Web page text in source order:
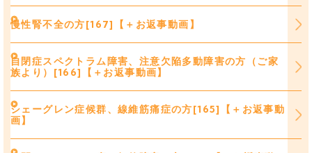
慢性腎不全の方[167]【＋お返事動画】
自閉症スペクトラム障害、注意欠陥多動障害の方（ご家
族より）[166]【＋お返事動画】
シェーグレン症候群、線維筋痛症の方[165]【＋お返事動
画】